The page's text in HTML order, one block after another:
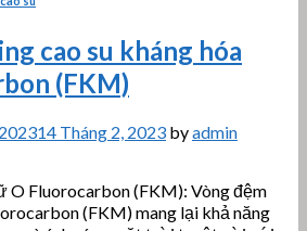
cao su kháng hóa
(FKM)
14 Tháng 2, 2023 byadmin
O Fluorocarbon (FKM): Vòng đệm
(FKM) mang lại khả năng